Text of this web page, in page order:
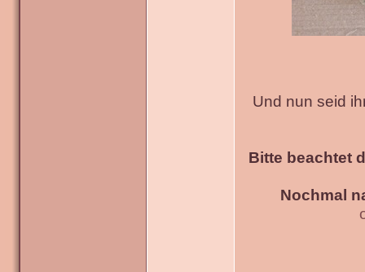
Und nun seid
Bitte beachtet
Nochmal